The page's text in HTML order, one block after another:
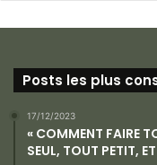
Posts les plus
17/12/2023
« COMMENT FAIRE
SEUL, TOUT PETIT,